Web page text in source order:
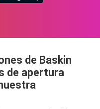
de Baskin
de apertura